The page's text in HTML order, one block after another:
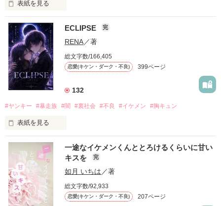
表紙を見る
「好きだったから、別れを選んだ。」
モテる人を好きになるのが怖かった。
だから私は、中学時代に大好きだった彼を自分から振った。
もう会うことはないと思っていたのに、
高校生になって再会した彼は、隣の学校で”王子様”と呼ばれる
他の女の子には冷たいのに
私にだけ昔と変わらない笑顔を向けてくる。
「澪ちゃん。」
それは止まっていた恋が再び動き始める合図──。
ECLIPSE 完
RENA／著
総文字数/166,405
恋愛(キケン・ダーク・不良) 399ページ
132
#ヤンキー #暴走族 #闇 #裏社会 #不良 #イケメン #胸キュン
表紙を見る
表紙画像はAIです
作品を読む
一途なイケメンくんととろけるくらいに甘い
キスを
完
如月 いちは ／著
総文字数/92,933
恋愛(キケン・ダーク・不良) 207ページ